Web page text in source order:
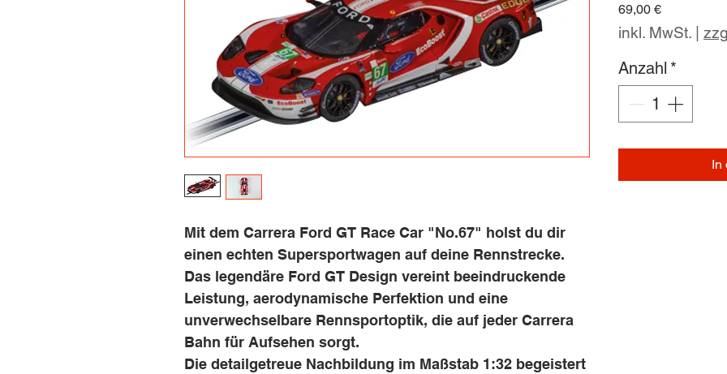
Mit dem Carrera Ford GT Race Car "No.67" holst du dir
einen echten Supersportwagen auf deine Rennstrecke.
Das legendäre Ford GT Design vereint beeindruckende
Leistung, aerodynamische Perfektion und eine
unverwechselbare Rennsportoptik, die auf jeder Carrera
Bahn für Aufsehen sorgt.
Die detailgetreue Nachbildung im Maßstab 1:32 begeistert
69,00 €Preis
inkl. MwSt.
Anzahl *
In